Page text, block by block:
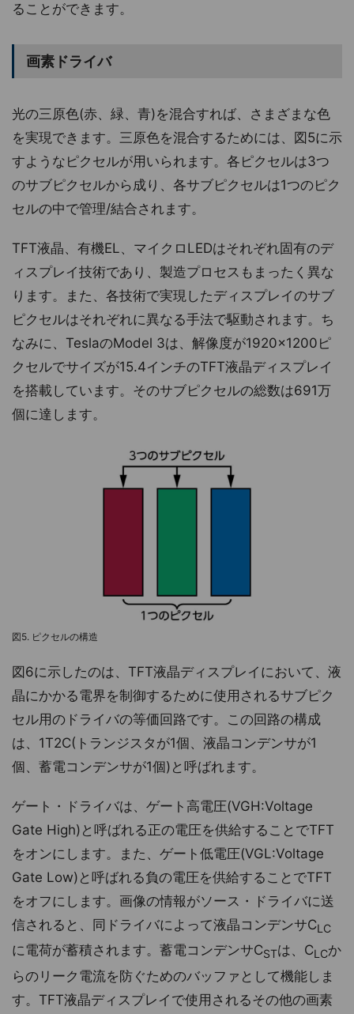
ることができます。
画素ドライバ
光の三原色(赤、緑、青)を混合すれば、さまざまな色
を実現できます。三原色を混合するためには、図5に示
すようなピクセルが用いられます。各ピクセルは3つ
のサブピクセルから成り、各サブピクセルは1つのピク
セルの中で管理/結合されます。
TFT液晶、有機EL、マイクロLEDはそれぞれ固有のデ
ィスプレイ技術であり、製造プロセスもまったく異な
ります。また、各技術で実現したディスプレイのサブ
ピクセルはそれぞれに異なる手法で駆動されます。ち
なみに、TeslaのModel 3は、解像度が1920×1200ピ
クセルでサイズが15.4インチのTFT液晶ディスプレイ
を搭載しています。そのサブピクセルの総数は691万
個に達します。
図5. ピクセルの構造
図6に示したのは、TFT液晶ディスプレイにおいて、液
晶にかかる電界を制御するために使用されるサブピク
セル用のドライバの等価回路です。この回路の構成
は、1T2C(トランジスタが1個、液晶コンデンサが1
個、蓄電コンデンサが1個)と呼ばれます。
ゲート・ドライバは、ゲート高電圧(VGH:Voltage
Gate High)と呼ばれる正の電圧を供給することでTFT
をオンにします。また、ゲート低電圧(VGL:Voltage
Gate Low)と呼ばれる負の電圧を供給することでTFT
をオフにします。画像の情報がソース・ドライバに送
信されると、同ドライバによって液晶コンデンサCLC
に電荷が蓄積されます。蓄電コンデンサCSTは、CLCか
らのリーク電流を防ぐためのバッファとして機能しま
す。TFT液晶ディスプレイで使用されるその他の画素